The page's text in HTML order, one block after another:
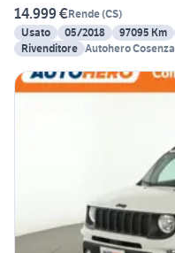
14.999 €Rende(CS)
Usato
05/2018 97095 Km
Rivenditore Autohero Cosenza